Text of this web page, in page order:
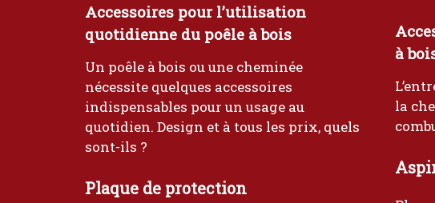
Accessoires pour l’utilisation
quotidienne du poêle à bois
Un poêle à bois ou une cheminée
nécessite quelques accessoires
indispensables pour un usage au
quotidien. Design et à tous les prix, quels
sont-ils ?
Plaque de protection
à
la